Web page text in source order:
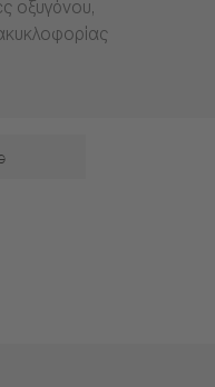
οξυγόνου,